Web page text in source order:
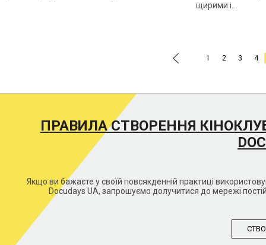
щирими і...
. 1 2 3 4
ПРАВИЛА СТВОРЕННЯ
Якщо ви бажаєте у своїй повсякденній практиці
Docudays UA, запрошуємо долучитися до мережі